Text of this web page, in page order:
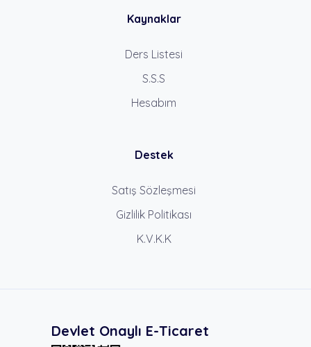
Kaynaklar
Ders Listesi
S.S.S
Hesabım
Destek
Satış Sözleşmesi
Gizlilik Politikası
K.V.K.K
Devlet Onaylı E-Ticaret